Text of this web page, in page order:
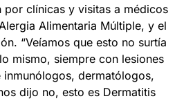
por clínicas y visitas a médicos
Alimentaria Múltiple, y el
“Veíamos que esto no surtía
mismo, siempre con lesiones
dermatólogos,
dijo no, esto es Dermatitis